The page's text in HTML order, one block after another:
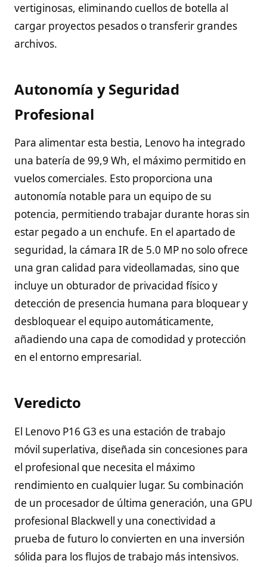
vertiginosas, eliminando cuellos de botella al
cargar proyectos pesados o transferir grandes
archivos.
Autonomía y Seguridad
Profesional
Para alimentar esta bestia, Lenovo ha integrado
una batería de 99,9 Wh, el máximo permitido en
vuelos comerciales. Esto proporciona una
autonomía notable para un equipo de su
potencia, permitiendo trabajar durante horas sin
estar pegado a un enchufe. En el apartado de
seguridad, la cámara IR de 5.0 MP no solo ofrece
una gran calidad para videollamadas, sino que
incluye un obturador de privacidad físico y
detección de presencia humana para bloquear y
desbloquear el equipo automáticamente,
añadiendo una capa de comodidad y protección
en el entorno empresarial.
Veredicto
El Lenovo P16 G3 es una estación de trabajo
móvil superlativa, diseñada sin concesiones para
el profesional que necesita el máximo
rendimiento en cualquier lugar. Su combinación
de un procesador de última generación, una GPU
profesional Blackwell y una conectividad a
prueba de futuro lo convierten en una inversión
sólida para los flujos de trabajo más intensivos.